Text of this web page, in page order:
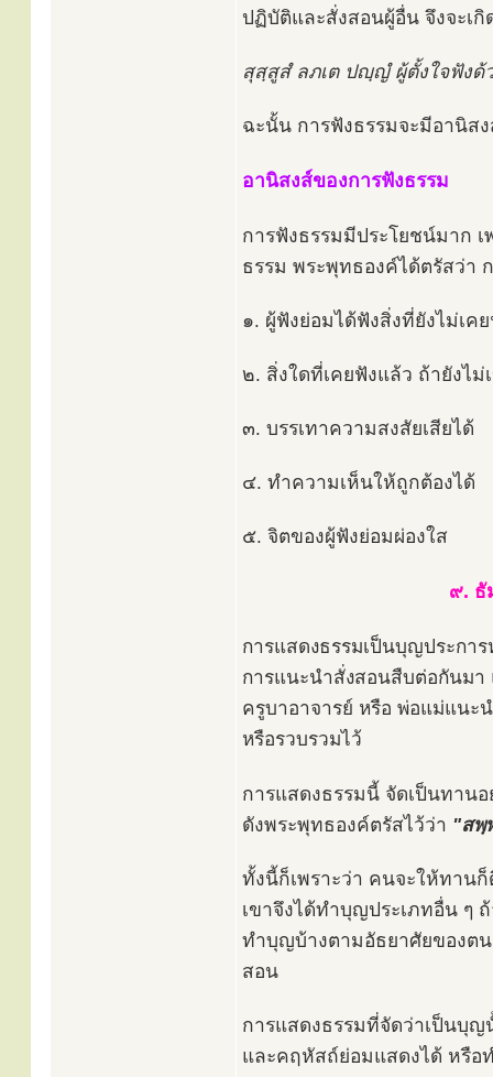
ปฏิบัติและสั่งสอนผู้อื่น จึงจะเ
สุสฺสูสํ ลภเต ปญฺญํ ผู้ตั้งใจฟัง
ฉะนั้น การฟังธรรมจะมีอานิส
อานิสงส์ของการฟังธรรม
การฟังธรรมมีประโยชน์มาก
ธรรม พระพุทธองค์ได้ตรัสว่า
๑. ผู้ฟังย่อมได้ฟังสิ่งที่ยังไม่เค
๒. สิ่งใดที่เคยฟังแล้ว ถ้ายังไม่
๓. บรรเทาความสงสัยเสียได้
๔. ทำความเห็นให้ถูกต้องได้
๕. จิตของผู้ฟังย่อมผ่องใส
๙. ธั
การแสดงธรรมเป็นบุญประกา
การแนะนำสั่งสอนสืบต่อกันมา
ครูบาอาจารย์ หรือ พ่อแม่แนะ
หรือรวบรวมไว้
การแสดงธรรมนี้ จัดเป็นทาน
ดังพระพุทธองค์ตรัสไว้ว่า "สพฺ
ทั้งนี้ก็เพราะว่า คนจะให้ทาน
เขาจึงได้ทำบุญประเภทอื่น ๆ
ทำบุญบ้างตามอัธยาศัยของต
สอน
การแสดงธรรมที่จัดว่าเป็นบุ
และคฤหัสถ์ย่อมแสดงได้ หรื